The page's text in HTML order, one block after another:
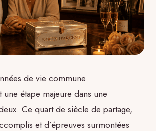
de vie commune
une étape majeure dans une
Ce quart de siècle de partage,
et d’épreuves surmontées